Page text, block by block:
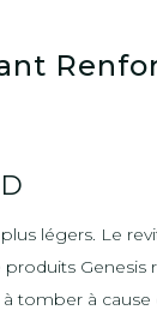
légers. Le
Genesis
tomber à cause